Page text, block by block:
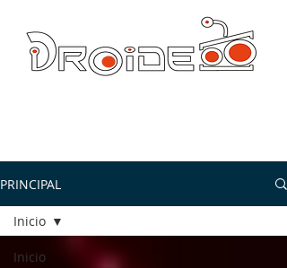
PRINCIPAL
Inicio
Inicio